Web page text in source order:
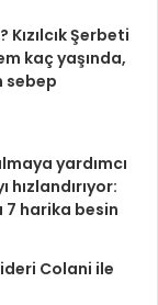
Şerbeti
kaç yaşında,
sebep
yardımcı
7 harika besin
Colani ile